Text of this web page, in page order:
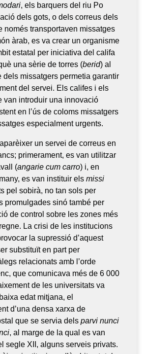
, els barquers del riu Po
dels gots, o dels correus dels
només transportaven missatges
àrab, es va crear un organisme
estatal per iniciativa del califa
una sèrie de torres (berid) al
dels missatgers permetia garantir
del servei. Els califes i els
van introduir una innovació
en l’ús de coloms missatgers
especialment urgents.
un servei de correus en
primerament, es van utilitzar
(angarie cum carro) i, en
es van instituir els missi
pel sobirà, no tan sols per
promulgades sinó també per
de control sobre les zones més
La crisi de les institucions
la supressió d’aquest
substituït en part per
relacionats amb l’orde
que comunicava més de 6 000
de les universitats va
edat mitjana, el
d’una densa xarxa de
que se servia dels parvi nunci
, al marge de la qual es van
segle XII, alguns serveis privats.